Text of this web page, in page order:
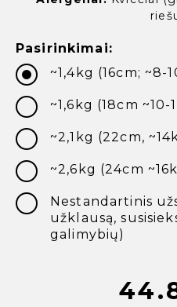
Pasirinkimai:
~1,4kg (16cm; ~8-
~1,6kg (18cm
~2,1kg (22cm,
~2,6kg (24cm
Nestandartinis
užklausą,
galimybių)